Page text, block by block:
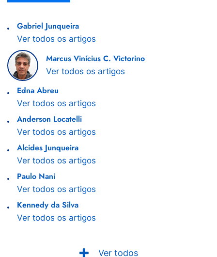
Gabriel Junqueira
Ver todos os artigos
Marcus Vinícius C. Victorino
Ver todos os artigos
Edna Abreu
Ver todos os artigos
Anderson Locatelli
Ver todos os artigos
Alcides Junqueira
Ver todos os artigos
Paulo Nani
Ver todos os artigos
Kennedy da Silva
Ver todos os artigos
Ver todos